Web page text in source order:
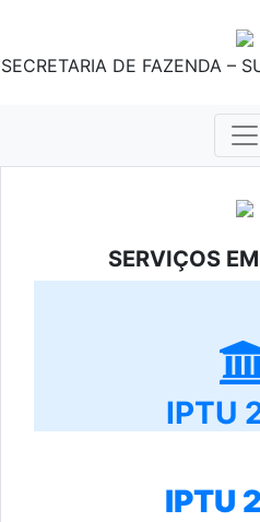
SECRETARIA DE FAZENDA –
SERVIÇOS
IPTU
IPTU